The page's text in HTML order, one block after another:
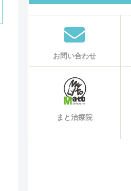
お問い合わせ
まと治療院